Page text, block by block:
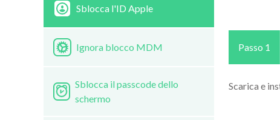
Sblocca l'ID Apple
Ignora blocco MDM
Sblocca il passcode dello
schermo
Passo 1
Scarica e